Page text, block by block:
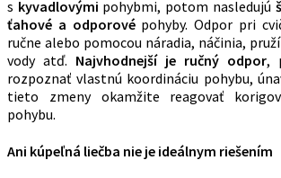
s kyvadlovými pohybmi, potom nasledujú
ťahové a odporovépohyby. Odpor pri
ručne alebo pomocou náradia, náčinia,
vody atď. Najvhodnejší je ručný odpor,
rozpoznať vlastnú koordináciu pohybu,
tieto zmeny okamžite reagovať
pohybu.
Ani kúpeľná liečba nie je ideálnym riešením